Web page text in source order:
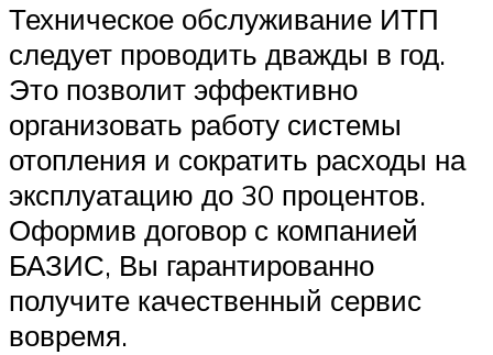
Техническое обслуживание ИТП
следует проводить дважды в год.
Это позволит эффективно
организовать работу системы
отопления и сократить расходы на
эксплуатацию до 30 процентов.
Оформив договор с компанией
БАЗИС, Вы гарантированно
получите качественный сервис
вовремя.